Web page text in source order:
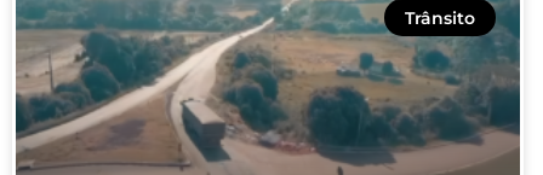
Trânsito